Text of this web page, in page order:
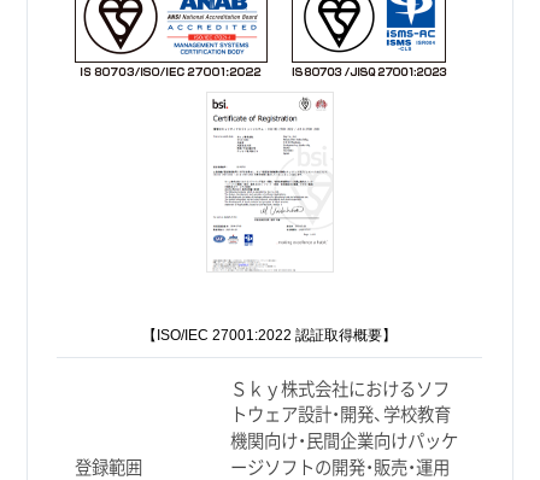
【ISO/IEC 27001:2022 認証取得概要】
登録範囲
Ｓｋｙ株式会社におけるソフ
トウェア設計・開発、学校教育
機関向け・民間企業向けパッケ
ージソフトの開発・販売・運用